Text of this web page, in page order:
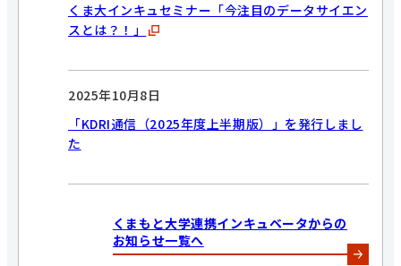
くま大インキュセミナー「今注目のデータサイエン
スとは？！」
2025年10月8日
「KDRI通信（2025年度上半期版）」を発行しまし
た
くまもと大学連携インキュベータからの
お知らせ一覧へ